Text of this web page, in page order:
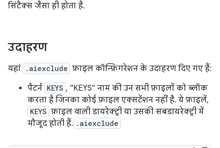
सिंटैक्स जैसा ही होता है.
उदाहरण
यहां .aiexclude फ़ाइल कॉन्फ़िगरेशन के उदाहरण दिए गए हैं:
पैटर्न KEYS , "KEYS" नाम की उन सभी फ़ाइलों को ब्लॉक
करता है जिनका कोई फ़ाइल एक्सटेंशन नहीं है. ये फ़ाइलें,
KEYS फ़ाइल वाली डायरेक्ट्री या उसकी सबडायरेक्ट्री में
मौजूद होती हैं. .aiexclude